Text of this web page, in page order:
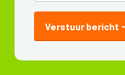
Verstuur bericht